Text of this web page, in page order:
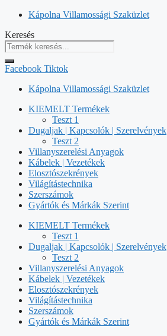
Kilépés
tartalomba
Kápolna Villamossági Szaküzlet
Keresés
Facebook Tiktok
Kápolna Villamossági Szaküzlet
KIEMELT Termékek
Teszt 1
Dugaljak | Kapcsolók | Szerelvények
Teszt 2
Villanyszerelési Anyagok
Kábelek | Vezetékek
Elosztószekrények
Világítástechnika
Szerszámok
Gyártók és Márkák Szerint
KIEMELT Termékek
Teszt 1
Dugaljak | Kapcsolók | Szerelvények
Teszt 2
Villanyszerelési Anyagok
Kábelek | Vezetékek
Elosztószekrények
Világítástechnika
Szerszámok
Gyártók és Márkák Szerint